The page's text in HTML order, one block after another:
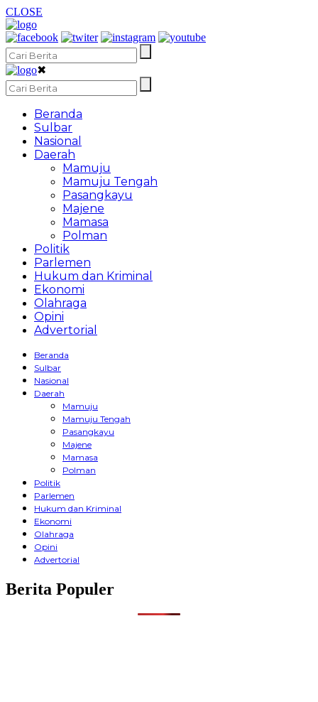
CLOSE
✖
Beranda
Sulbar
Nasional
Daerah
Mamuju
Mamuju Tengah
Pasangkayu
Majene
Mamasa
Polman
Politik
Parlemen
Hukum dan Kriminal
Ekonomi
Olahraga
Opini
Advertorial
Beranda
Sulbar
Nasional
Daerah
Mamuju
Mamuju Tengah
Pasangkayu
Majene
Mamasa
Polman
Politik
Parlemen
Hukum dan Kriminal
Ekonomi
Olahraga
Opini
Advertorial
Berita Populer